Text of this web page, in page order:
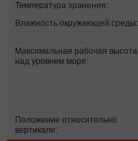
Температура хранения:
Влажность окружающей среды:
Максимальная рабочая высота
над уровнем моря:
Положение относительно
вертикали: